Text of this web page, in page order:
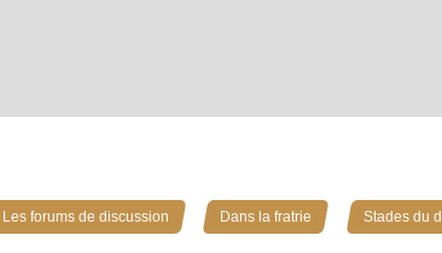
Les forums de discussion » Dans la fratrie » Stades du